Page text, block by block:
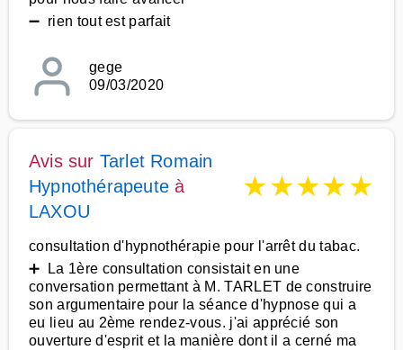
➖ rien tout est parfait
gege
09/03/2020
Avis sur Tarlet Romain
Hypnothérapeute à
LAXOU
★★★★★
consultation d'hypnothérapie pour l'arrêt du tabac.
➕ La 1ère consultation consistait en une
conversation permettant à M. TARLET de construire
son argumentaire pour la séance d'hypnose qui a
eu lieu au 2ème rendez-vous. j'ai apprécié son
ouverture d'esprit et la manière dont il a cerné ma